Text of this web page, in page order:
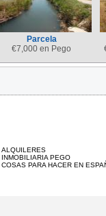
Parcela
€7,000 en Pego
ALQUILERES
INMOBILIARIA PEGO
COSAS PARA HACER EN